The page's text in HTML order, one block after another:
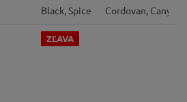
obuv...
Black, Spice Cordovan, Canyon
ZĽAVA